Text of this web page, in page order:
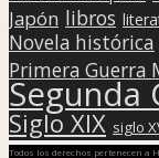
Japón libros
Novela histórica
Primera Guerra
Segunda
Siglo XIX siglo
Todos los derechos pertenecen